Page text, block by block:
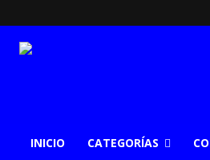
INICIO CATEGORÍAS